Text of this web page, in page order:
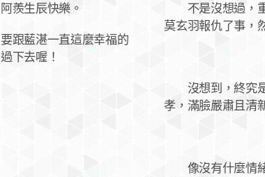
阿羨生辰快樂。
要跟藍湛一直這麼幸福的
過下去喔！
不是沒想過，重
莫玄羽報仇了事，
沒想到，終究是
孝，滿臉嚴肅且清
像沒有什麼情緒